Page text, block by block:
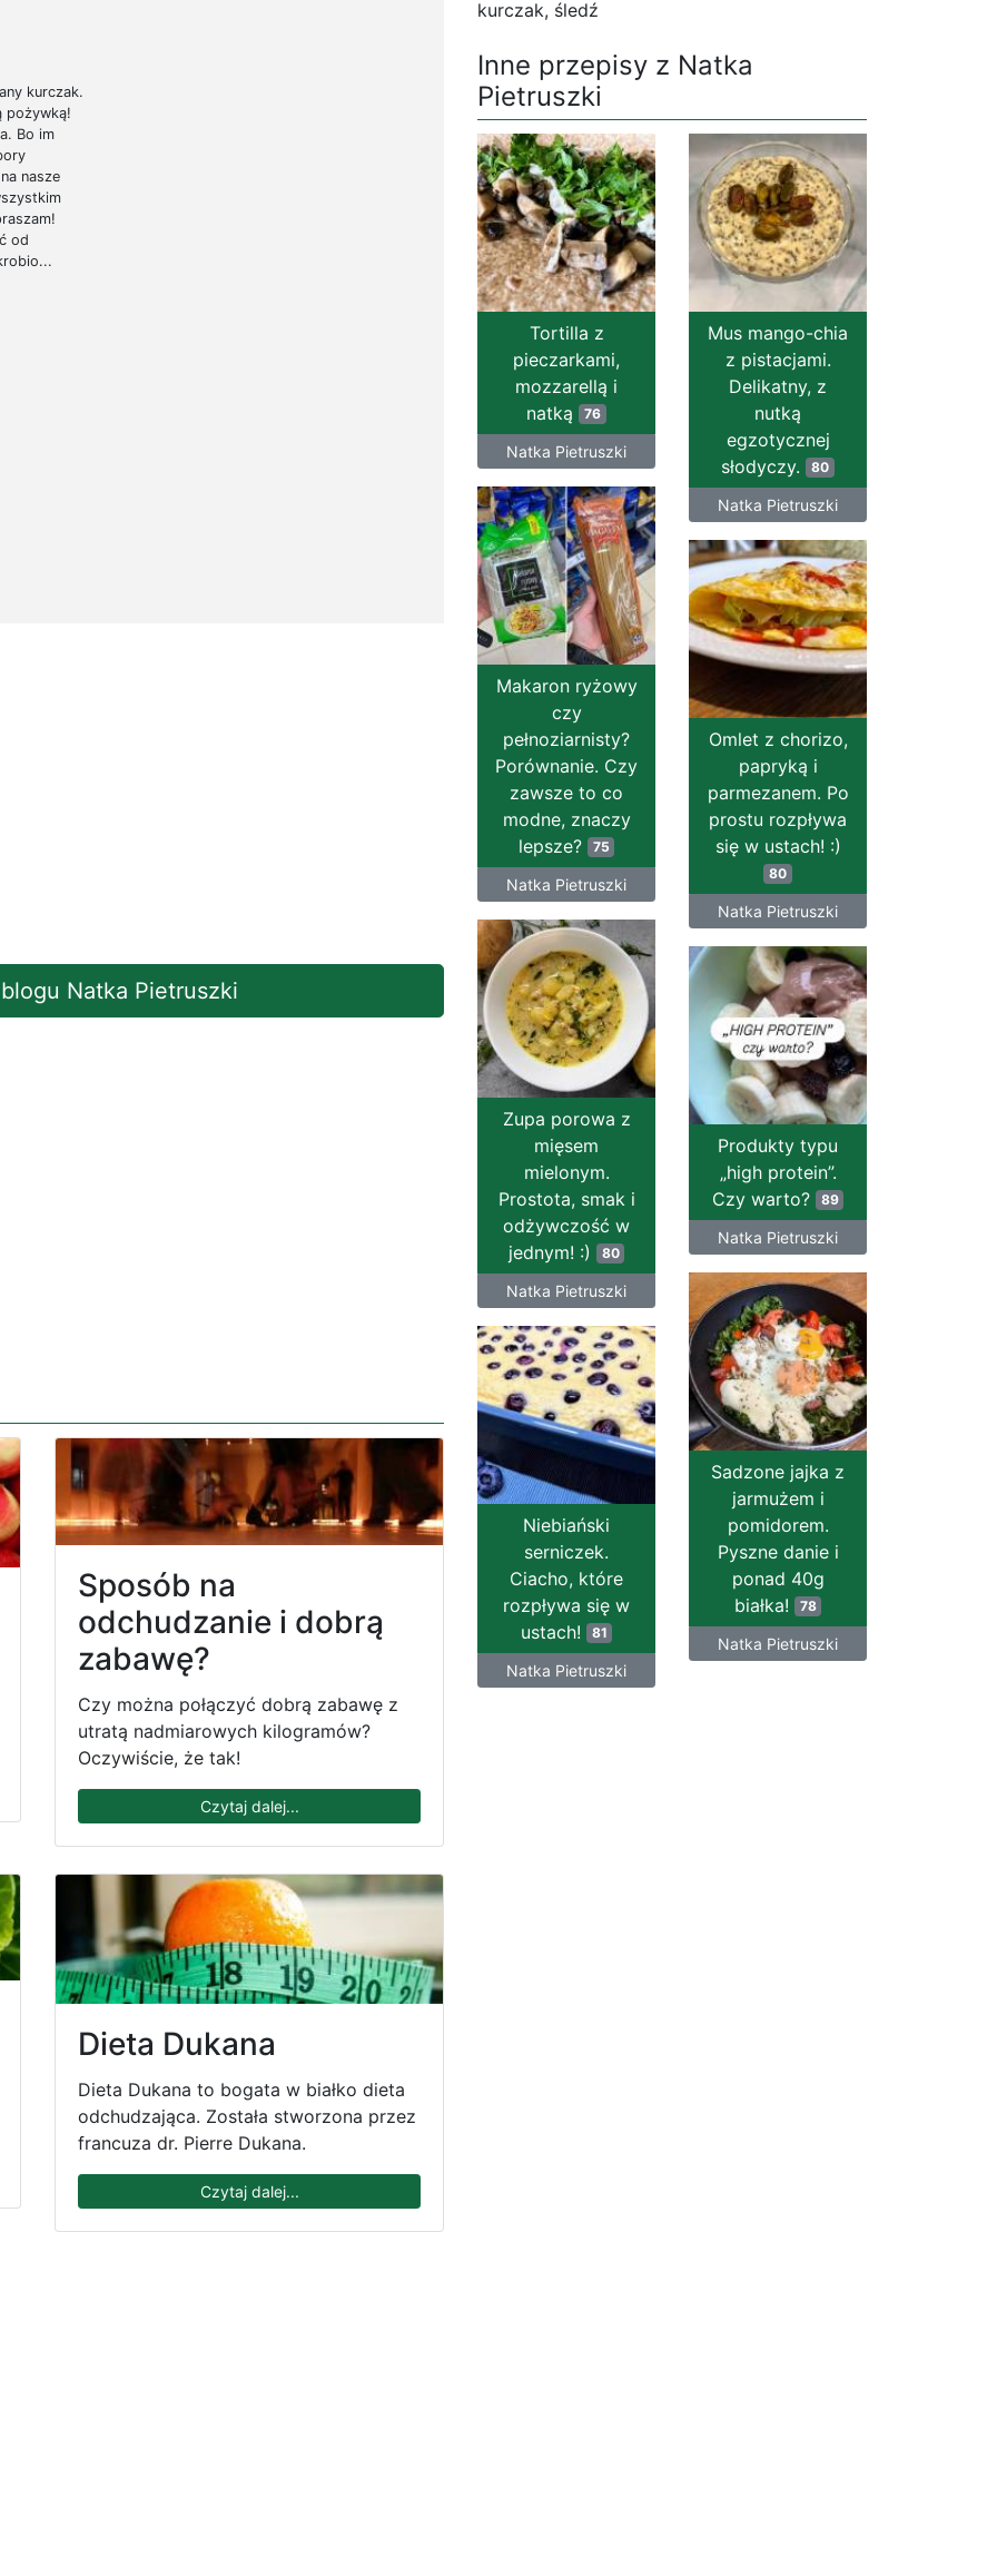
kurczak.
pożywką!
Bo im
nasze
od
Natka Pietruszki
Sposób na
odchudzanie i dobrą
zabawę?
Czy można połączyć dobrą zabawę z
utratą nadmiarowych kilogramów?
Oczywiście, że tak!
Czytaj dalej...
Dieta Dukana
Dieta Dukana to bogata w białko dieta
odchudzająca. Została stworzona przez
francuza dr. Pierre Dukana.
Czytaj dalej...
kurczak, śledź
Inne przepisy z Natka
Pietruszki
Tortilla z
pieczarkami,
mozzarellą i
natką 76
Natka Pietruszki
Mus mango-chia
z pistacjami.
Delikatny, z
nutką
egzotycznej
słodyczy. 80
Natka Pietruszki
Makaron ryżowy
czy
pełnoziarnisty?
Porównanie. Czy
zawsze to co
modne, znaczy
lepsze?
75
Natka Pietruszki
Omlet z chorizo,
papryką i
parmezanem. Po
prostu rozpływa
się w ustach! :)
80
Natka Pietruszki
Zupa porowa z
mięsem
mielonym.
Prostota, smak i
odżywczość w
jednym! :)
80
Natka Pietruszki
Produkty typu
„high protein”.
Czy warto?
89
Natka Pietruszki
Sadzone jajka z
jarmużem i
pomidorem.
Pyszne danie i
ponad 40g
białka!
78
Natka Pietruszki
Niebiański
serniczek.
Ciacho, które
rozpływa się w
ustach!
81
Natka Pietruszki